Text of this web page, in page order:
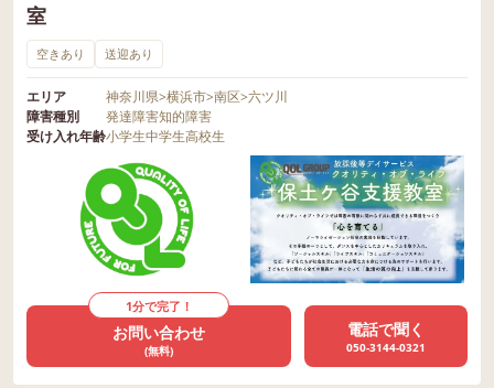
室
空きあり 送迎あり
エリア 神奈川県>横浜市>南区>六ツ川
障害種別
発達障害知的障害
受け入れ年齢小学生中学生高校生
1分で完了！
お問い合わせ
(無料)
電話で聞く
050-3144-0321